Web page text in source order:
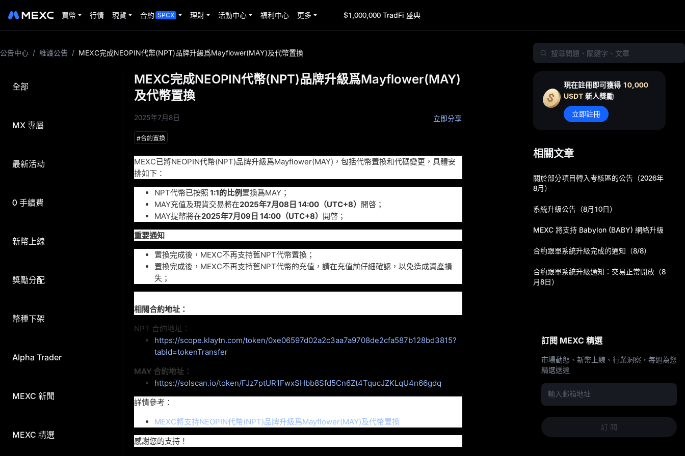
買幣 行情 現貨 合約 SPCX 理財 活動中心 福利中心 更多 $1,000,000 TradFi 盛典
公告中心 / 維護公告 / MEXC完成NEOPIN代幣(NPT)品牌升級爲Mayflower(MAY)及代幣置換
全部
MX 專屬
最新活动
0 手續費
新幣上線
獎勵分配
幣種下架
Alpha Trader
MEXC 新聞
MEXC 精選
MEXC完成NEOPIN代幣(NPT)品牌升級爲Mayflower(MAY)
及代幣置換
2025年7月8日 立即分享
#合約置換
MEXC已將NEOPIN代幣(NPT)品牌升級爲Mayflower(MAY)，包括代幣置換和代碼變更，具體安
排如下：
NPT代幣已按照 1:1的比例 置換爲MAY；
MAY充值及現貨交易將在2025年7月08日 14:00（UTC+8） 開啓 ；
MAY提幣將在2025年7月09日 14:00（UTC+8） 開啓 ；
重要通知
置換完成後，MEXC不再支持舊NPT代幣置換；
置換完成後，MEXC不再支持舊NPT代幣的充值，請在充值前仔細確認，以免造成資產損
失；
相關合約地址：
NPT 合約地址：
https://scope.klaytn.com/token/0xe06597d02a2c3aa7a9708de2cfa587b128bd3815?
tabId=tokenTransfer
MAY 合約地址：
https://solscan.io/token/FJz7ptUR1FwxSHbb8Sfd5Cn6Zt4TqucJZKLqU4n66gdq
詳情參考 ：
MEXC將支持NEOPIN代幣(NPT)品牌升級爲Mayflower(MAY)及代幣置換
感謝您的支持！
現在註冊即可獲得 10,000
USDT 新人獎勵
立即註冊
相關文章
關於部分項目轉入考核區的公告（2026年
8月）
系統升級公告（8月10日）
MEXC 將支持 Babylon (BABY) 網絡升級
合約跟單系統升級完成的通知（8/8）
合約跟單系統升級通知：交易正常開放（8
月8日）
訂閱 MEXC 精選
市場動態、新幣上線、行業洞察，每週為您
精選送達
訂 閱
及時獲取